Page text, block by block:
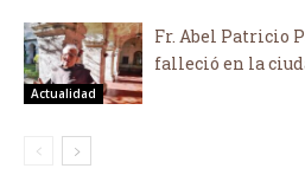
Actualidad
Fr. Abel Patricio
falleció en la